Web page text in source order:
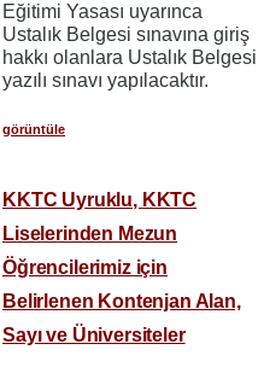
Eğitimi Yasası uyarınca
Ustalık Belgesi sınavına giriş
hakkı olanlara Ustalık Belgesi
yazılı sınavı yapılacaktır.
görüntüle
KKTC Uyruklu, KKTC
Liselerinden Mezun
Öğrencilerimiz için
Belirlenen Kontenjan Alan,
Sayı ve Üniversiteler